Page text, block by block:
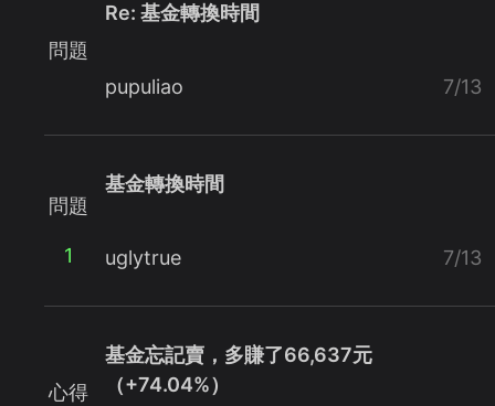
問題
Re: 基金轉換時間
pupuliao 7/13
問題
1
基金轉換時間
uglytrue 7/13
心得
基金忘記賣，多賺了66,637元
（+74.04%）